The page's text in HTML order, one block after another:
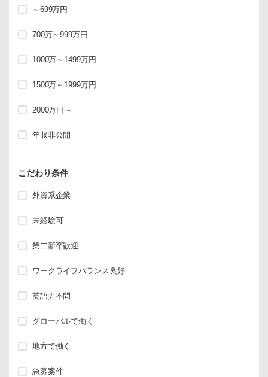
～699万円
700万～999万円
1000万～1499万円
1500万～1999万円
2000万円～
年収非公開
こだわり条件
外資系企業
未経験可
第二新卒歓迎
ワークライフバランス良好
英語力不問
グローバルで働く
地方で働く
急募案件